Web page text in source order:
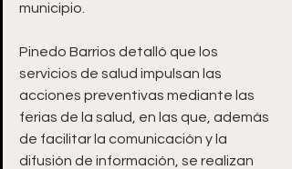
municipio.
Pinedo Barrios detalló que los
servicios de salud impulsan las
acciones preventivas mediante las
ferias de la salud, en las que, además
de facilitar la comunicación y la
difusión de información, se realizan